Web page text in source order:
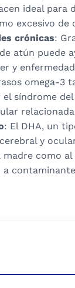
ideal para
excesivo de
crónicas:
atún puede
y
omega-3
síndrome
: El DHA, un
y
como
debido a la
efectos,